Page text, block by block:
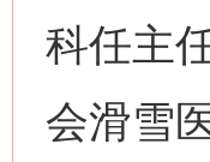
科任主
会滑雪